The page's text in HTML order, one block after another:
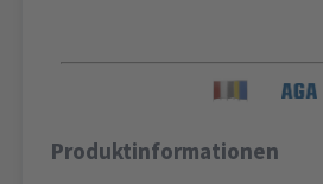
Produktinformationen